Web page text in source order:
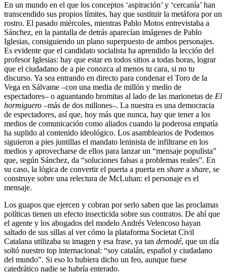
En un mundo en el que los conceptos ‘aspiración’ y ‘cercanía’ han
transcendido sus propios límites, hay que sustituir la metáfora por un
rostro. El pasado miércoles, mientras Pablo Motos entrevistaba a
Sánchez, en la pantalla de detrás aparecían imágenes de Pablo
Iglesias, consiguiendo un plano superpuesto de ambos personajes.
Es evidente que el candidato socialista ha aprendido la lección del
profesor Iglesias: hay que estar en todos sitios a todas horas, lograr
que el ciudadano de a pie conozca al menos tu cara, si no tu
discurso. Ya sea entrando en directo para condenar el Toro de la
Vega en Sálvame –con una media de millón y medio de
espectadores– o aguantando bromitas al lado de las marionetas de El
hormiguero –más de dos millones–. La nuestra es una democracia
de espectadores, así que, hoy más que nunca, hay que tener a los
medios de comunicación como aliados cuando la poderosa empatía
ha suplido al contenido ideológico. Los asamblearios de Podemos
siguieron a pies juntillas el mandato leninista de infiltrarse en los
medios y aprovecharse de ellos para lanzar un “mensaje populista”
que, según Sánchez, da “soluciones falsas a problemas reales”. En
su caso, la lógica de convertir el puerta a puerta en share a share, se
construye sobre una relectura de McLuhan: el personaje es el
mensaje.
Los guapos que ejercen y cobran por serlo saben que las proclamas
políticas tienen un efecto insecticida sobre sus contratos. De ahí que
el agente y los abogados del modelo Andrés Velencoso hayan
saltado de sus sillas al ver cómo la plataforma Societat Civil
Catalana utilizaba su imagen y esa frase, ya tan demodé, que un día
soltó nuestro top internacional: “soy catalán, español y ciudadano
del mundo”. Si eso lo hubiera dicho un feo, aunque fuese
catedrático nadie se habría enterado.